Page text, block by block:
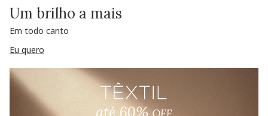
Um brilho a mais
Em todo canto
Eu quero